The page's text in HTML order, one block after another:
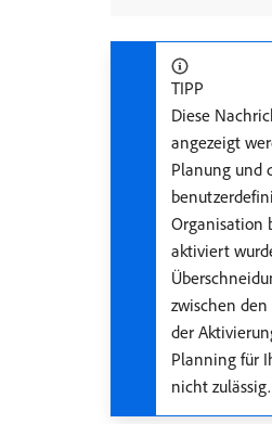
TIPP
Diese
angezeigt
Planung und
Organisation
aktiviert
zwischen
der
Planning für
nicht zulässig.